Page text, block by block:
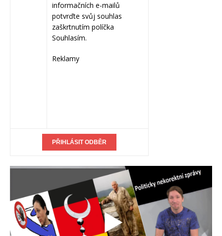
informačních e-mailů
potvrďte svůj souhlas
zaškrtnutím políčka
Souhlasím.
Reklamy